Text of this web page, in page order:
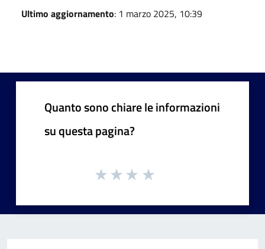
Ultimo aggiornamento: 1 marzo 2025, 10:39
Quanto sono chiare le informazioni
su questa pagina?